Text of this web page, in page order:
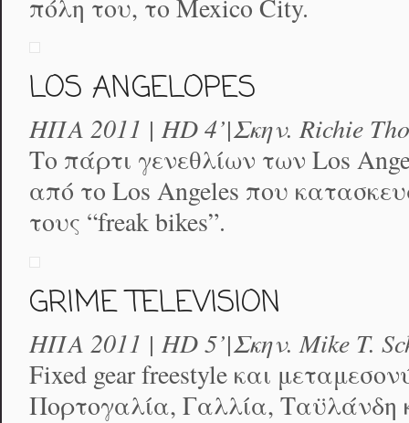
πόλη του, το Mexico City.
LOS ANGELOPES
ΗΠΑ 2011 | HD 4’|Σκην. Richie
Το πάρτι γενεθλίων των Los
από το Los Angeles που
τους “freak bikes”.
GRIME TELEVISION
ΗΠΑ 2011 | HD 5’|Σκην. Mike T.
Fixed gear freestyle και
Πορτογαλία, Γαλλία, Ταϋλάνδη